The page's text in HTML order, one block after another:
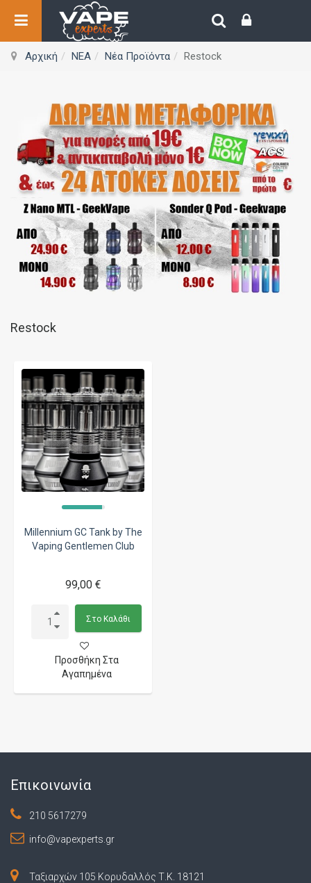
Αρχική ΝΕΑ Νέα Προϊόντα Restock
Restock
Millennium GC Tank by The
Vaping Gentlemen Club
99,00 €
Στο Καλάθι
Προσθήκη Στα
Αγαπημένα
Επικοινωνία
210 5617279
info@vapexperts.gr
Ταξιαρχών 105 Κορυδαλλός Τ.Κ. 18121